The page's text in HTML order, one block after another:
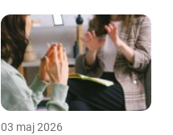
03 maj 2026